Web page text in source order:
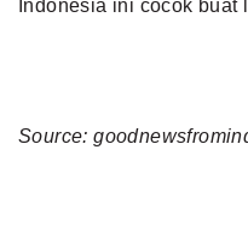
Indonesia ini cocok buat
Source: